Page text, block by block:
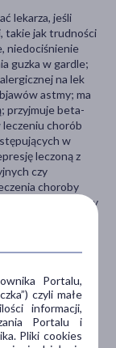
lekarza, jeśli
takie jak trudności
niedociśnienie
guzka w gardle;
na lek
astmy; ma
przyjmuje beta-
chorób
w
leczoną z
czy
choroby
metylotransferazy
lub
lekiem
uporczywą
dla
Portalu,
czyli małe
informacji,
Portalu i
Pliki cookies